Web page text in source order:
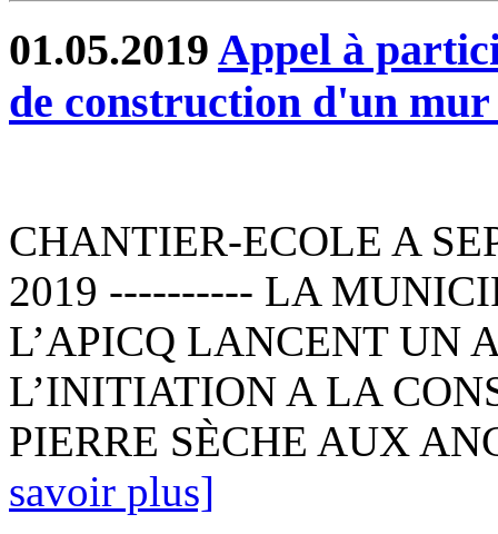
01.05.2019 Appel à
de construction d'un
CHANTIER-ECOLE A
2019 ---------- LA
L’APICQ LANCENT UN
L’INITIATION A LA
PIERRE SÈCHE AUX
savoir plus]